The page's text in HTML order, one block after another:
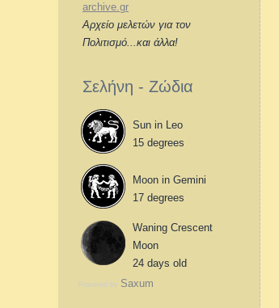
archive.gr
Αρχείο μελετών για τον
Πολιτισμό...και άλλα!
Σελήνη - Ζώδια
Sun in Leo
15 degrees
Moon in Gemini
17 degrees
Waning Crescent
Moon
24 days old
Powered by Saxum